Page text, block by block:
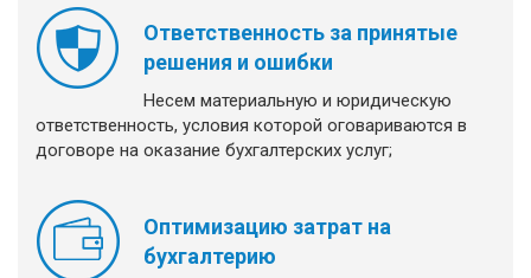
Ответственность за принятые
решения и ошибки
Несем материальную и юридическую
ответственность, условия которой оговариваются в
договоре на оказание бухгалтерских услуг;
Оптимизацию затрат на
бухгалтерию